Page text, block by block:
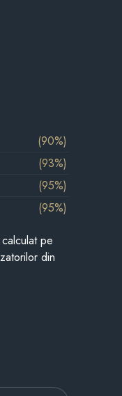
(90%)
(93%)
(95%)
(95%)
pe
din